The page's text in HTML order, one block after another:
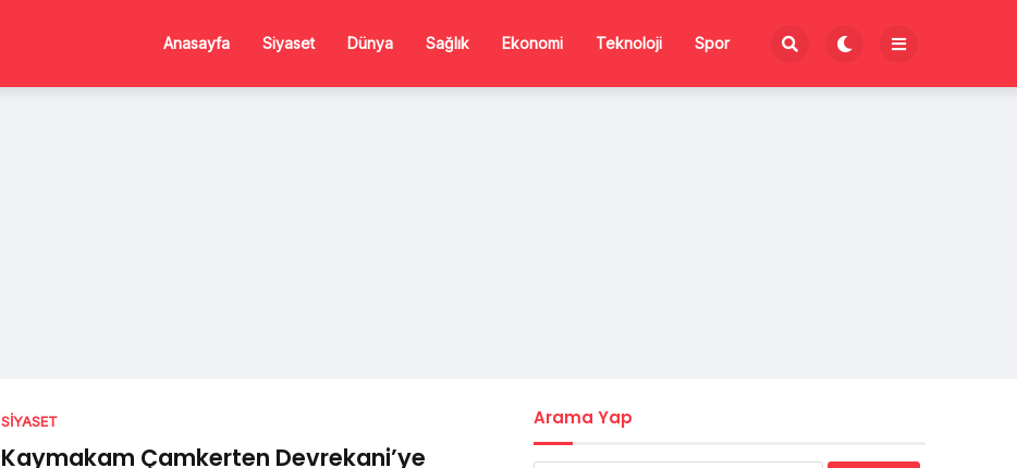
Anasayfa Siyaset Dünya Sağlık Ekonomi Teknoloji Spor
SIYASET
Kaymakam Çamkerten Devrekani’ye
Arama Yap